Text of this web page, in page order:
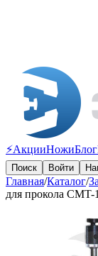
⚡️АкцииНожиБлог
Поиск Войти
Главная/Каталог/
для прокола CMT-